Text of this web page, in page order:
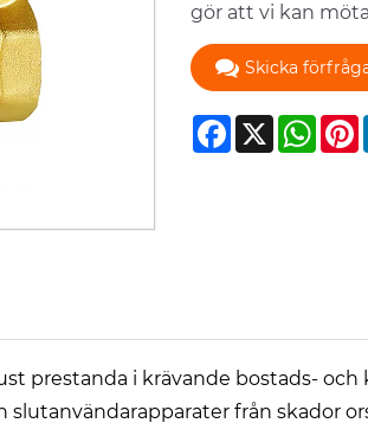
gör att vi kan
Skicka
Facebook
X
prestanda i krävande bostads-
från skador